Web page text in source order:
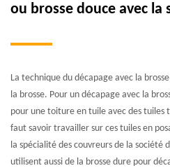
ou brosse douce avec la
La technique du décapage avec la
la brosse. Pour un décapage avec la
pour une toiture en tuile avec des tuiles
faut savoir travailler sur ces tuiles en
la spécialité des couvreurs de la société
utilisent aussi de la brosse dure pour